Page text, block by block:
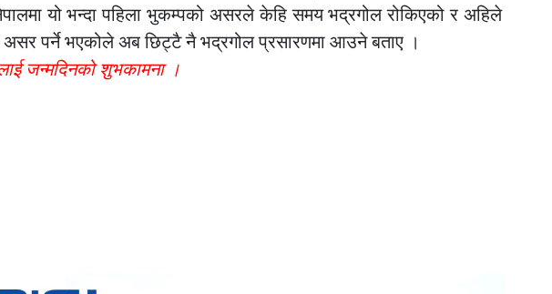
यो भन्दा पहिला भुकम्पको असरले केहि समय भद्रगोल रोकिएको र अहिले
असर पर्ने भएकोले अब छिट्टै नै भद्रगोल प्रसारणमा आउने बताए ।
जन्मदिनको शुभकामना ।